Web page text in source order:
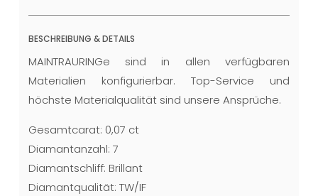
BESCHREIBUNG & DETAILS
MAINTRAURINGe sind in allen verfügbaren
Materialien konfigurierbar. Top-Service und
höchste Materialqualität sind unsere Ansprüche.
Gesamtcarat: 0,07 ct
Diamantanzahl: 7
Diamantschliff: Brillant
Diamantqualität: TW/IF